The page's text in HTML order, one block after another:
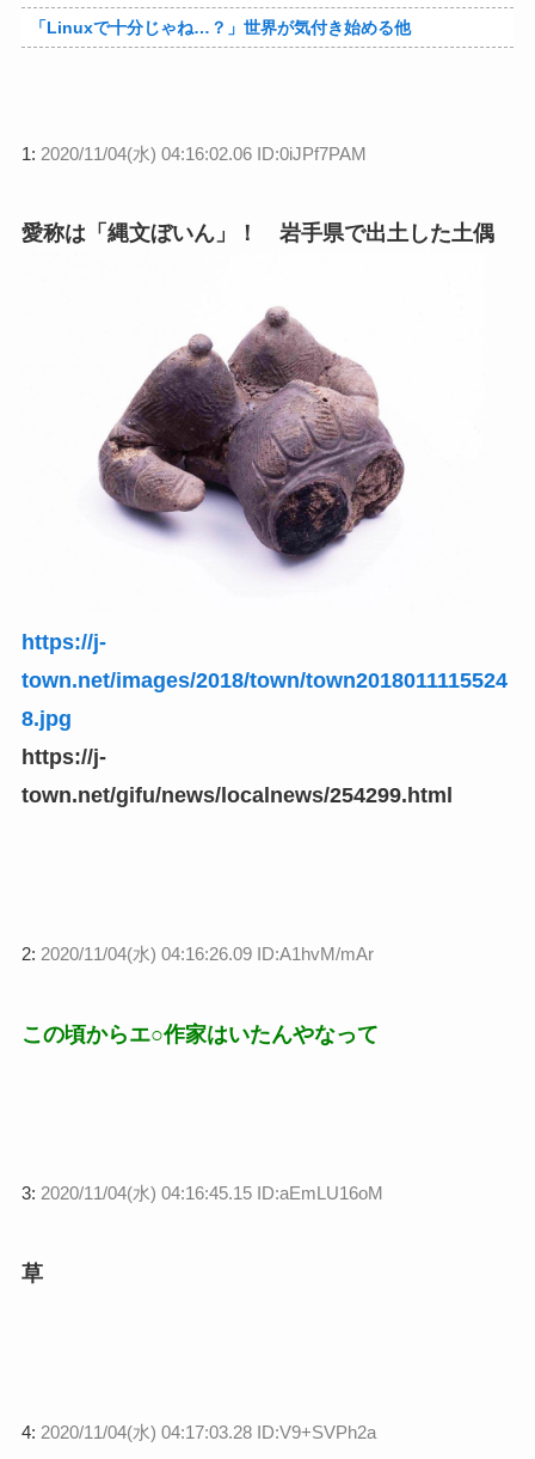
「Linuxで十分じゃね…？」世界が気付き始める他
1: 2020/11/04(水) 04:16:02.06 ID:0iJPf7PAM
愛称は「縄文ぼいん」！ 岩手県で出土した土偶
https://j-
town.net/images/2018/town/town2018011115524
8.jpg
https://j-
town.net/gifu/news/localnews/254299.html
2: 2020/11/04(水) 04:16:26.09 ID:A1hvM/mAr
この頃からエ○作家はいたんやなって
3: 2020/11/04(水) 04:16:45.15 ID:aEmLU16oM
草
4: 2020/11/04(水) 04:17:03.28 ID:V9+SVPh2a